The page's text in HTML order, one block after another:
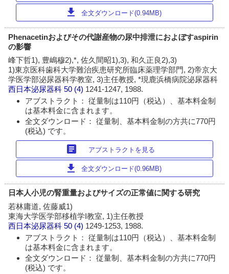
download 全文ダウンロード(0.94MB)
Phenacetinおよびその代謝産物の尿中排泄におよぼすaspirin
の影響
峰下哲1), 豊嶋穆2),*, 佐久間昭1),3), 和久正良2),3)
1)東京医科歯科大学難治疾患研究所臨床薬理学部門, 2)帝京大
学医学部泌尿器科学教室, 3)主任教授, *現鹿浜橋病院泌尿器科
西日本泌尿器科 50 (4) 1241-1247, 1988.
アブストラクト： 従量制は110円（税込）、基本料金制
は基本料金に含まれます。
全文ダウンロード： 従量制、基本料金制の方共に770円
(税込) です。
article アブストラクトを見る
download 全文ダウンロード(0.96MB)
日本人小児の腎重量およびサイズの正常値に関する研究
若林庸道, 佐藤威1)
東海大学医学部移植学I教室, 1)主任教授
西日本泌尿器科 50 (4) 1249-1253, 1988.
アブストラクト： 従量制は110円（税込）、基本料金制
は基本料金に含まれます。
全文ダウンロード： 従量制、基本料金制の方共に770円
(税込) です。